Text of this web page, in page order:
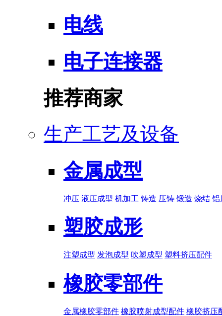
电线
电子连接器
推荐商家
生产工艺及设备
金属成型
冲压 液压成型 机加工 铸造 压铸 锻造 烧结 铝
塑胶成形
注塑成型 发泡成型 吹塑成型 塑料挤压配件
橡胶零部件
金属橡胶零部件 橡胶喷射成型配件 橡胶挤压